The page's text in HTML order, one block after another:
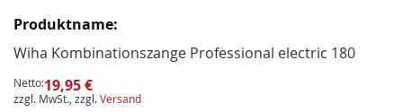
Wiha Kombinationszange Professional electric 180
Netto:19,95 €
zzgl. MwSt., zzgl.Versand